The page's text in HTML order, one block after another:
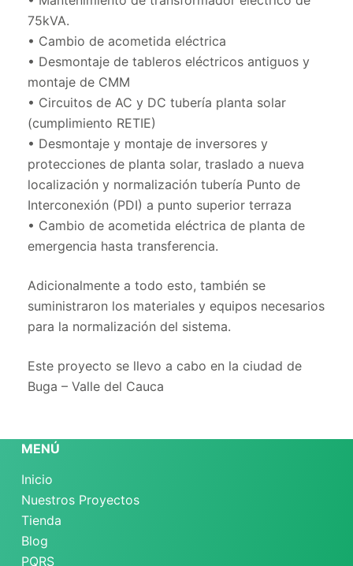
75kVA.
• Cambio de acometida eléctrica
• Desmontaje de tableros eléctricos antiguos y
montaje de CMM
• Circuitos de AC y DC tubería planta solar
(cumplimiento RETIE)
• Desmontaje y montaje de inversores y
protecciones de planta solar, traslado a nueva
localización y normalización tubería Punto de
Interconexión (PDI) a punto superior terraza
• Cambio de acometida eléctrica de planta de
emergencia hasta transferencia.
Adicionalmente a todo esto, también se
suministraron los materiales y equipos necesarios
para la normalización del sistema.
Este proyecto se llevo a cabo en la ciudad de
Buga – Valle del Cauca
MENÚ
Inicio
Nuestros Proyectos
Tienda
Blog
PQRS